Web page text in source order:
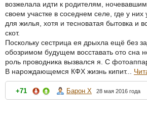
возжелала идти к родителям,
своем участке в соседнем селе, где у
для жилья, хотя и тесноватая бытовка и
скот.
Поскольку сестрица ея дрыхла ещё без
обозримом будущем восставать ото сна
роль проводника вызвался я. С
В нарождающемся КФХ жизнь кипит...
+71 Барон Х 28 мая 2016 года